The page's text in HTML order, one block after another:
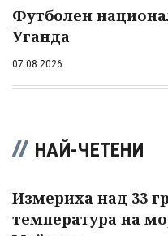
Футболен
Уганда
07.08.2026
НАЙ-ЧЕТЕНИ
Измериха над 33
температура на